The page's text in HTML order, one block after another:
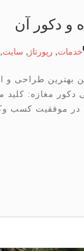
و دکور آن
خدمات, رپورتاژ , سایت,
بهترین طراحی و
دکور مغازه:
در موفقیت کسب